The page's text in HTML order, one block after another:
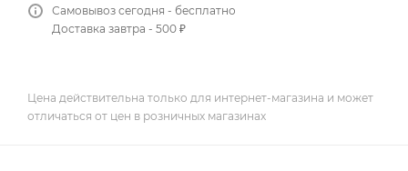
Самовывоз сегодня - бесплатно
Доставка завтра - 500 ₽
Цена действительна только для интернет-магазина и может
отличаться от цен в розничных магазинах